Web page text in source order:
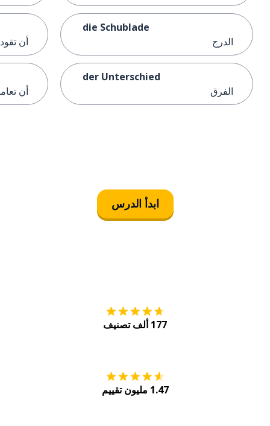
die Schublade
الدرج
der Unterschied
الفرق
أن تقود
أن
ابدأ الدرس
177 ألف تصنيف
1.47 مليون تقييم